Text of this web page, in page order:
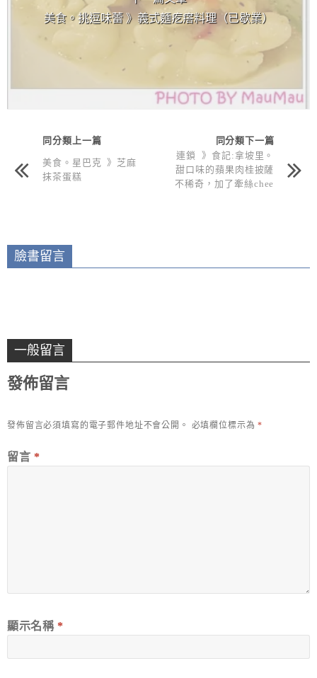
美食。挑逗味蕾 》義式麵疙瘩料理（已歇業）
同分類上一篇
美食。星巴克 》芝麻
抹茶蛋糕
同分類下一篇
連鎖 》食記:拿坡里。
甜口味的蘋果肉桂披薩
不稀奇，加了牽絲chee
臉書留言
一般留言
發佈留言
發佈留言必須填寫的電子郵件地址不會公開。 必填欄位標示為*
留言 *
顯示名稱 *